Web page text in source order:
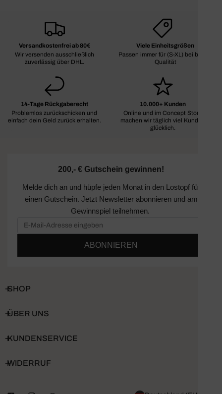
Versandkostenfrei ab 80€
Wir versenden ausschließlich
zuverlässig über DHL.
Viele Einheitsgrößen
Passen immer für (S-XL) bei bester
Qualität
14-Tage Rückgaberecht
Problemlos zurückschicken und
einfach dein Geld zurück erhalten.
10.000+ Kunden
Online und im Concept Store
machen wir täglich viel Kunden
glücklich.
200,- € Gutschein gewinnen!
Melde dich an und hüpfe jeden Monat in den Lostopf für
einen Gutschein. Jetzt Newsletter abonnieren und am
Gewinnspiel teilnehmen.
ABONNIEREN
SHOP
ÜBER UNS
KUNDENSERVICE
WIDERRUF